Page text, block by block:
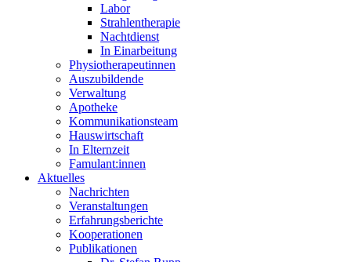
Labor
Strahlentherapie
Nachtdienst
In Einarbeitung
Physiotherapeutinnen
Auszubildende
Verwaltung
Apotheke
Kommunikationsteam
Hauswirtschaft
In Elternzeit
Famulant:innen
Aktuelles
Nachrichten
Veranstaltungen
Erfahrungsberichte
Kooperationen
Publikationen